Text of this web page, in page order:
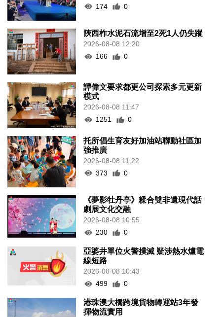
174
0
陝西柞水泥石流增至2死1人仍失蹤
2026-08-08 12:20
166
0
譚偉文要求都更公司探索多元更新
模式
2026-08-08 11:47
1251
0
托所倡生育友好加油站聯動社區加
強推廣
2026-08-08 11:22
373
0
《夢影牡丹亭》糅合雙非遺現代話
劇展文化交融
2026-08-08 10:55
230
0
亞婆井單位火警撲滅 疑涉熱水爐電
線短路
2026-08-08 10:43
499
0
港珠澳大橋跨境貨物轉運站3年發
揮物流實用